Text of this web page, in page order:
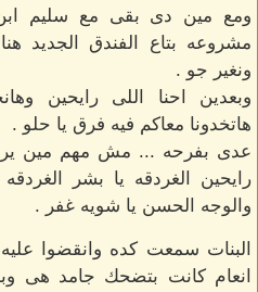
ومع مين دى بقى مع سليم
مشروعه بتاع الفندق الجديد
ونغير جو .
وبعدين احنا اللى رايحين
هاتخدونا معاكم فيه فرق يا حلو .
عدى بفرحه ... مش مهم مين
رايحين الغردقه يا بشر
والوجه الحسن يا شويه غفر .
البنات سمعت كده وانقضوا
انعام كانت بتضحك جامد هى